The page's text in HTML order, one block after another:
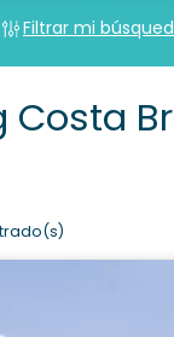
Filtrar mi
Costa